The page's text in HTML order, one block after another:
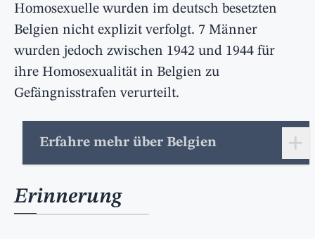
Homosexuelle wurden im deutsch besetzten
Belgien nicht explizit verfolgt. 7 Männer
wurden jedoch zwischen 1942 und 1944 für
ihre Homosexualität in Belgien zu
Gefängnisstrafen verurteilt.
Erfahre mehr über Belgien +
Erinnerung